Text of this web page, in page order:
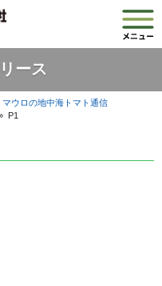
ース
マウロの地中海トマト通信
P1